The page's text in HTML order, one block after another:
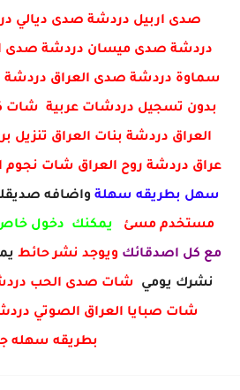
صدى اربيل دردشة صدى ديالي
دردشة صدى ميسان دردشة صدى
سماوة دردشة صدى العراق
بدون تسجيل دردشات عربية شات
العراق دردشة بنات العراق تنزيل
عراق دردشة روح العراق شات نجوم
سهل بطريقه سهلة واضافه
مستخدم مسئ يمكنك دخول
مع كل اصدقائك ويوجد نشر حائط
نشرك يومي شات صدى الحب
شات صبايا العراق الصوتي
بطريقه سهله